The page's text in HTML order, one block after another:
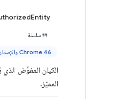
سلسلة
Chrome 46 والإصدارات الأحدث
الكيان المفوَّض
المميّز.